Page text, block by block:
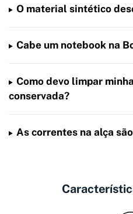
O material sintético
Cabe um notebook na
Como devo limpar
conservada?
As correntes na alça